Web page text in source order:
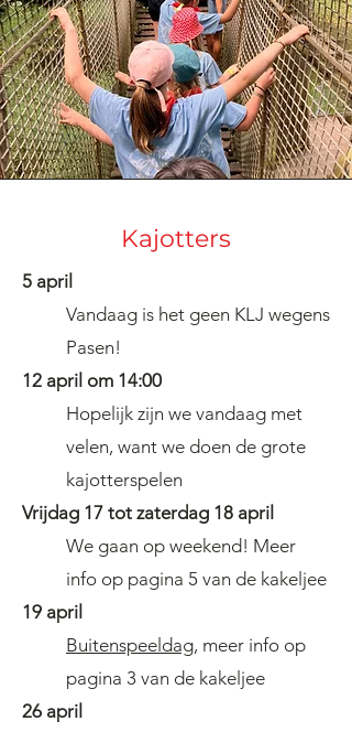
Kajotters
5 april
Vandaag is het geen KLJ wegens
Pasen!
12 april om 14:00
Hopelijk zijn we vandaag met
velen, want we doen de grote
kajotterspelen
Vrijdag 17 tot zaterdag 18 april
We gaan op weekend! Meer
info op pagina 5 van de kakeljee
19 april
Buitenspeeldag, meer info op
pagina 3 van de kakeljee
26 april